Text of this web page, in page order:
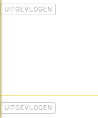
UITGEVLOGEN
UITGEVLOGEN